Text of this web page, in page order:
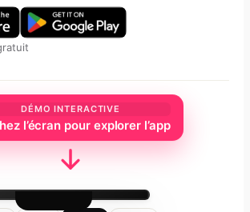
DÉMO INTERACTIVE
l’écran pour explorer l’app